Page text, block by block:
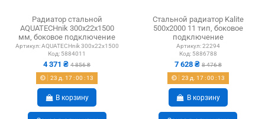
Радиатор стальной
AQUATECHnik 300x22x1500
мм, боковое подключение
Артикул: AQUATECHnik 300x22x1500
Код: 5884011
4 371 ₴4 856 ₴
23 д. 17:00 : 12
В корзину
Стальной радиатор Kalite
500х2000 11 тип, боковое
подключение
Артикул:22294
Код: 5886788
7 628 ₴ 8 476 ₴
23 д. 17:00 : 12
В корзину